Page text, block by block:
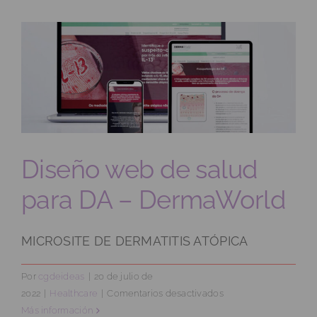
Kyntheum®
Diseño web de salud
para DA – DermaWorld
MICROSITE DE DERMATITIS ATÓPICA
Por cgdeideas
20 de julio de
2022
Healthcare Comentarios desactivadosen
Más información